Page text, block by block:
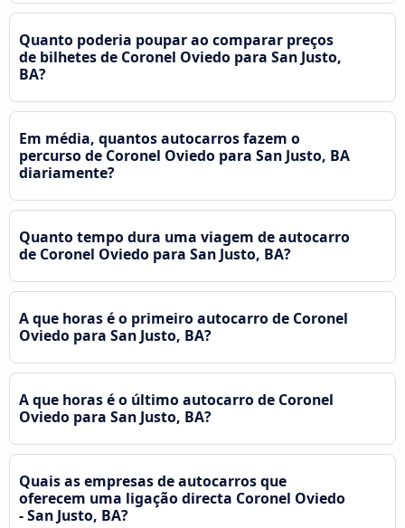
Quanto poderia poupar ao comparar preços
de bilhetes de Coronel Oviedo para San Justo,
BA?
Em média, quantos autocarros fazem o
percurso de Coronel Oviedo para San Justo, BA
diariamente?
Quanto tempo dura uma viagem de autocarro
de Coronel Oviedo para San Justo, BA?
A que horas é o primeiro autocarro de Coronel
Oviedo para San Justo, BA?
A que horas é o último autocarro de Coronel
Oviedo para San Justo, BA?
Quais as empresas de autocarros que
oferecem uma ligação directa Coronel Oviedo
- San Justo, BA?